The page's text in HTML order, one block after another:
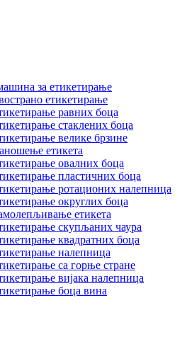
за етикетирање
етикетирање
равних боца
стаклених боца
велике брзине
етикета
овалних боца
пластичних боца
ротационих налепница
округлих боца
етикета
скупљаних чаура
квадратних боца
налепница
са горње стране
вијака налепница
боца вина